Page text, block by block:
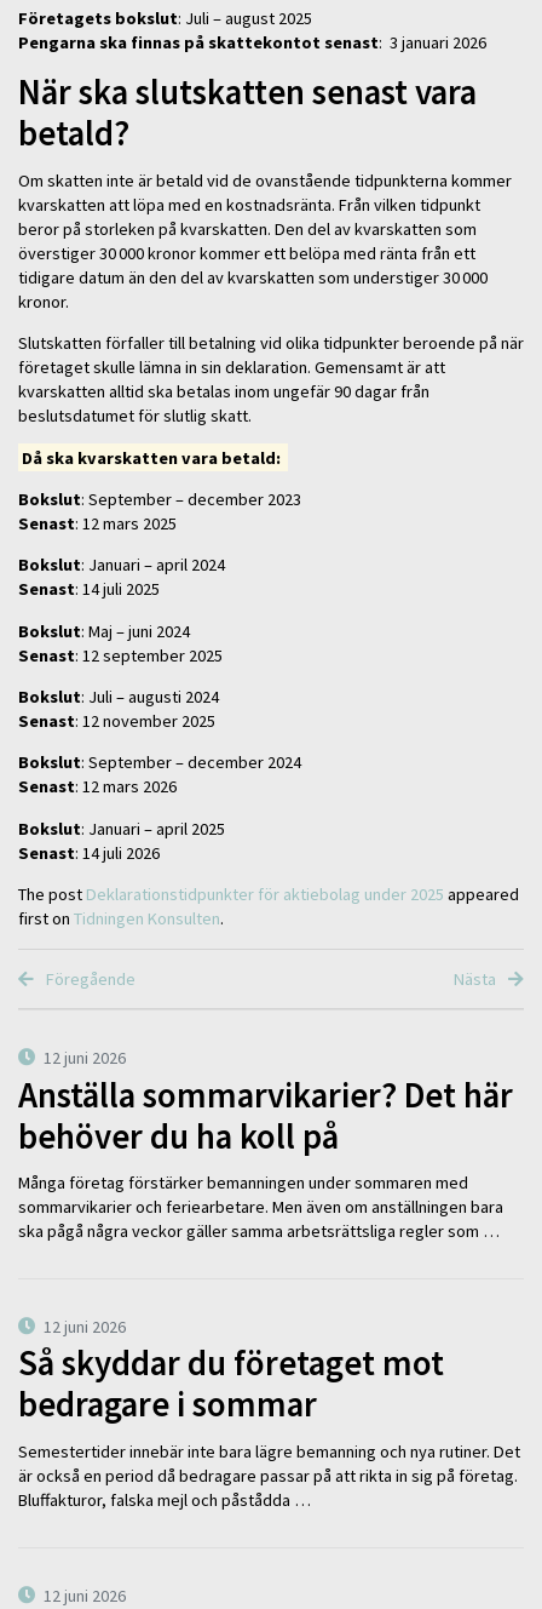
Företagets bokslut: Juli – august 2025
Pengarna ska finnas på skattekontot senast: 3 januari 2026
När ska slutskatten senast vara
betald?
Om skatten inte är betald vid de ovanstående tidpunkterna kommer
kvarskatten att löpa med en kostnadsränta. Från vilken tidpunkt
beror på storleken på kvarskatten. Den del av kvarskatten som
överstiger 30 000 kronor kommer ett belöpa med ränta från ett
tidigare datum än den del av kvarskatten som understiger 30 000
kronor.
Slutskatten förfaller till betalning vid olika tidpunkter beroende på när
företaget skulle lämna in sin deklaration. Gemensamt är att
kvarskatten alltid ska betalas inom ungefär 90 dagar från
beslutsdatumet för slutlig skatt.
Då ska kvarskatten vara betald:
Bokslut: September – december 2023
Senast: 12 mars 2025
Bokslut: Januari – april 2024
Senast: 14 juli 2025
Bokslut: Maj – juni 2024
Senast: 12 september 2025
Bokslut: Juli – augusti 2024
Senast: 12 november 2025
Bokslut: September – december 2024
Senast: 12 mars 2026
Bokslut: Januari – april 2025
Senast: 14 juli 2026
The post Deklarationstidpunkter för aktiebolag under 2025 appeared
first on Tidningen Konsulten.
Föregående Nästa
12 juni 2026
Anställa sommarvikarier? Det här
behöver du ha koll på
Många företag förstärker bemanningen under sommaren med
sommarvikarier och feriearbetare. Men även om anställningen bara
ska pågå några veckor gäller samma arbetsrättsliga regler som …
12 juni 2026
Så skyddar du företaget mot
bedragare i sommar
Semestertider innebär inte bara lägre bemanning och nya rutiner. Det
är också en period då bedragare passar på att rikta in sig på företag.
Bluffakturor, falska mejl och påstådda …
12 juni 2026